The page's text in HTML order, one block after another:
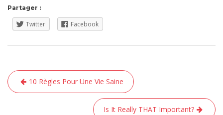
Partager :
Twitter Facebook
Navigation
de
10 Règles Pour Une Vie Saine
Is It Really THAT Important?